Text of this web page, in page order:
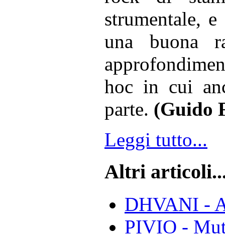
strumentale,
una buona
hoc in cui
parte. (Guido
Leggi tutto...
Altri
DHVANI -
PIVIO -